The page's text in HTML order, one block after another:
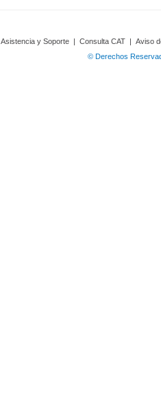
Asistencia y Soporte | Consulta CAT | Aviso
© Derechos